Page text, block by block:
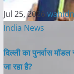
Jul 25, 2026
India News
दिल्ली का पुनर्वास
जा रहा है?